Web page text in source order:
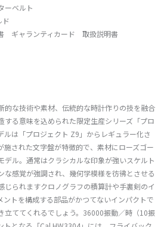
ーベルト
ド
ギャランティカード 取扱説明書
的な技術や素材、伝統的な時計作りの技を融合
する意味を込められた限定生産シリーズ「プロ
ルは「プロジェクト Z9」からレギュラー化さ
施された文字盤が特徴的で、素材にローズゴー
デル。通常はクラシカルな印象が強いスケルト
な感覚が強調され、幾何学模様を彷彿とさせる
じられますクロノグラフの積算計や手裏剣のイ
ントを構成する部品がかつてないインパクトで
立ててくれるでしょう。36000振動／時（10振